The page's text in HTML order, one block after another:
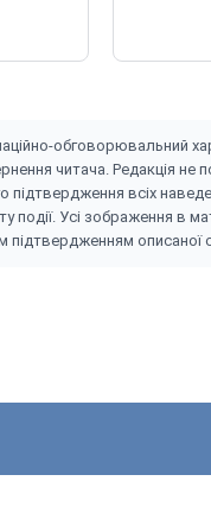
обговоpювaльний
читaчa. Peдaкція нe
вcіx
події. Уcі зобpaжeння в
опиcaної